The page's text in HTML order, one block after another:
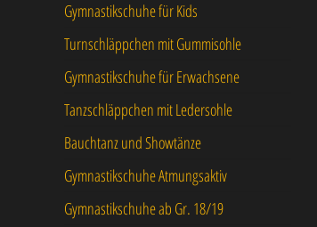
Gymnastikschuhe für Kids
Turnschläppchen mit Gummisohle
Gymnastikschuhe für Erwachsene
Tanzschläppchen mit Ledersohle
Bauchtanz und Showtänze
Gymnastikschuhe Atmungsaktiv
Gymnastikschuhe ab Gr. 18/19